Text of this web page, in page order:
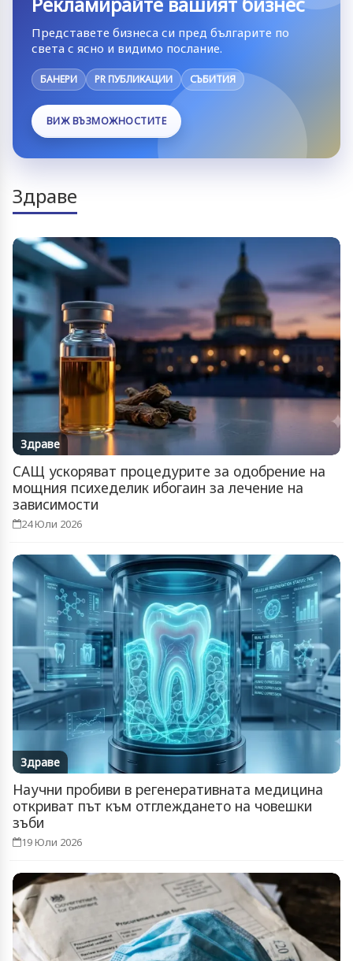
Представете бизнеса си пред българите по
света с ясно и видимо послание.
БАНЕРИ PR ПУБЛИКАЦИИ СЪБИТИЯ
ВИЖ ВЪЗМОЖНОСТИТЕ
Здраве
Здраве
САЩ ускоряват процедурите за одобрение на
мощния психеделик ибогаин за лечение на
зависимости
24 Юли 2026
Здраве
Научни пробиви в регенеративната медицина
откриват път към отглеждането на човешки
зъби
19 Юли 2026